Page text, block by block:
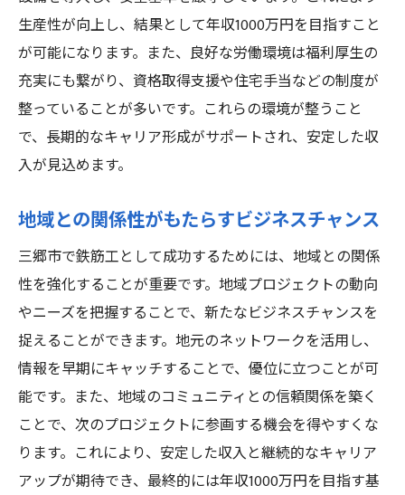
生産性が向上し、結果として年収1000万円を目指すこと
が可能になります。また、良好な労働環境は福利厚生の
充実にも繋がり、資格取得支援や住宅手当などの制度が
整っていることが多いです。これらの環境が整うこと
で、長期的なキャリア形成がサポートされ、安定した収
入が見込めます。
地域との関係性がもたらすビジネスチャンス
三郷市で鉄筋工として成功するためには、地域との関係
性を強化することが重要です。地域プロジェクトの動向
やニーズを把握することで、新たなビジネスチャンスを
捉えることができます。地元のネットワークを活用し、
情報を早期にキャッチすることで、優位に立つことが可
能です。また、地域のコミュニティとの信頼関係を築く
ことで、次のプロジェクトに参画する機会を得やすくな
ります。これにより、安定した収入と継続的なキャリア
アップが期待でき、最終的には年収1000万円を目指す基